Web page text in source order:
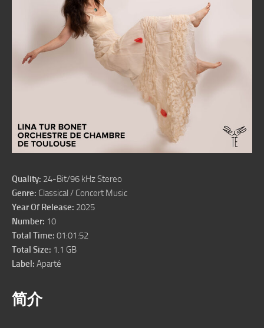
Quality: 24-Bit/96 kHz Stereo
Genre: Classical / Concert Music
Year Of Release: 2025
Number: 10
Total Time: 01:01:52
Total Size: 1.1 GB
Label: Aparté
简介